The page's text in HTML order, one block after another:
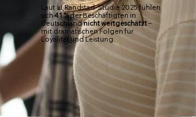
​Laut 📊 Randstad-Studie 2025 fühlen
sich 41 %der Beschäftigten in
Deutschlandnicht wertgeschätzt–
mit dramatischen Folgen für
Loyalität und Leistung.